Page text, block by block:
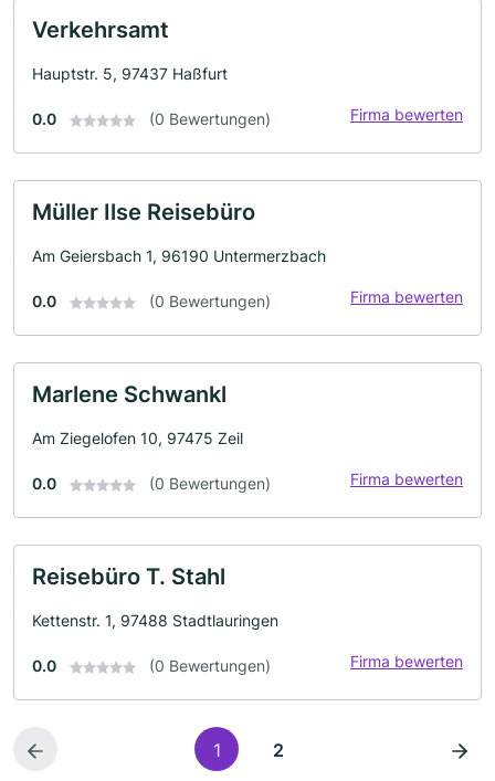
Verkehrsamt
Hauptstr. 5, 97437 Haßfurt
0.0 (0 Bewertungen) Firma bewerten
Müller Ilse Reisebüro
Am Geiersbach 1, 96190 Untermerzbach
0.0 (0 Bewertungen) Firma bewerten
Marlene Schwankl
Am Ziegelofen 10, 97475 Zeil
0.0 (0 Bewertungen) Firma bewerten
Reisebüro T. Stahl
Kettenstr. 1, 97488 Stadtlauringen
0.0 (0 Bewertungen) Firma bewerten
1 2